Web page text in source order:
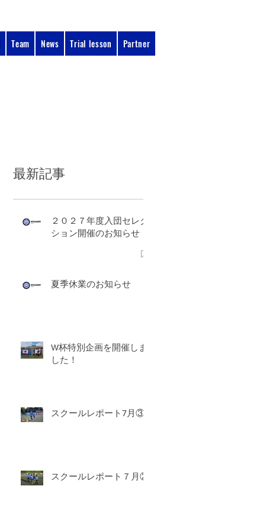
Team News Trial lesson Partner
最新記事
２０２７年度入団セレク
ション開催のお知らせ
夏季休業のお知らせ
W杯特別企画を開催しま
した！
スクールレポート7月③
スクールレポート７月②